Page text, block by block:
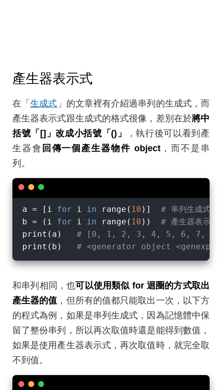
產生器表示式
在「生成式 」的文章裡有介紹過串列的生成式，而
產生器表示式跟生成式的格式很像，差別在於將中
括號「[]」改成小括號「()」
，執行後可以看到產
生器會 回傳一個產生器物件 object，而不是串
列。
a = [i for i in range( 10 )] # 串列生成式
b = (i for i in range( 10 )) # 產生器表示式
print(a) # [0, 1, 2, 3, 4, 5, 6, 7,
print(b) # <generator object
和串列相同，也可以使用類似 for 迴圈的方式取出
產生器的值 ，但所有的值都只能取出一次，以下方
的程式為例，如果是串列生成式，因為記憶體中保
留了整份串列，所以再次取值時還是能得到數值，
如果是使用產生器表示式，再次取值時，就完全取
不到值。